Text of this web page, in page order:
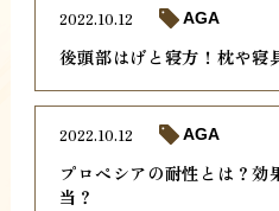
後頭部はげと寝方！枕や寝
2022.10.12 AGA
プロペシアの耐性とは？効
当？
2022.10.12 AGA